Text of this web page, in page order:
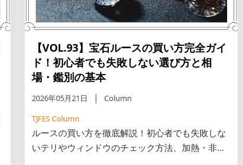
【VOL.93】宝石ルースの買い方完全ガイ
ド！初心者でも失敗しない選び方と相
場・鑑別の基本
2026年05月21日
Column
TJFES Column
ルースの買い方を徹底解説！初心者でも失敗しな
いテリやウィンドウのチェック方法、加熱・非加